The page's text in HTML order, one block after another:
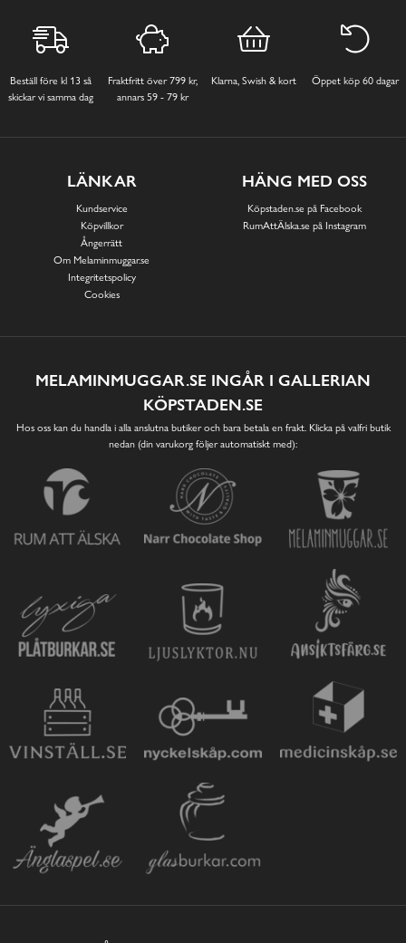
Beställ före kl 13 så
skickar vi samma dag
Fraktfritt över 799 kr,
annars 59 - 79 kr
Klarna, Swish & kort Öppet köp 60 dagar
LÄNKAR
Kundservice
Köpvillkor
Ångerrätt
Om Melaminmuggar.se
Integritetspolicy
Cookies
HÄNG MED OSS
Köpstaden.se på Facebook
RumAttÄlska.se på Instagram
MELAMINMUGGAR.SE INGÅR I GALLERIAN
KÖPSTADEN.SE
Hos oss kan du handla i alla anslutna butiker och bara betala en frakt. Klicka på valfri butik
nedan (din varukorg följer automatiskt med):